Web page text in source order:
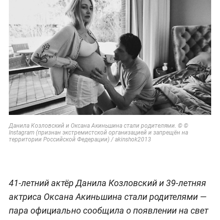
Данила Козловский и Оксана Акиньшина стали родителями. © ©
Instagram (признан экстремистской организацией и запрещён на
территории Российской Федерации) / akinshok2013
41-летний актёр Данила Козловский и 39-летняя
актриса Оксана Акиньшина стали родителями —
пара официально сообщила о появлении на свет